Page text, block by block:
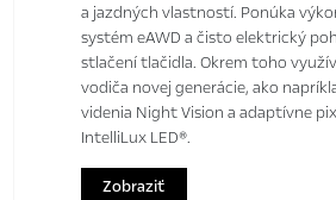
a jazdných vlastností. Ponúka
systém eAWD a čisto elektrický
stlačení tlačidla. Okrem toho
vodiča novej generácie, ako
videnia Night Vision a adaptívne
IntelliLux LED®.
Zobraziť